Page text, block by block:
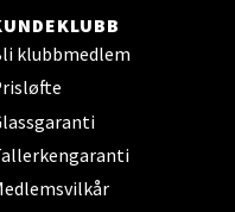
klubbmedlem